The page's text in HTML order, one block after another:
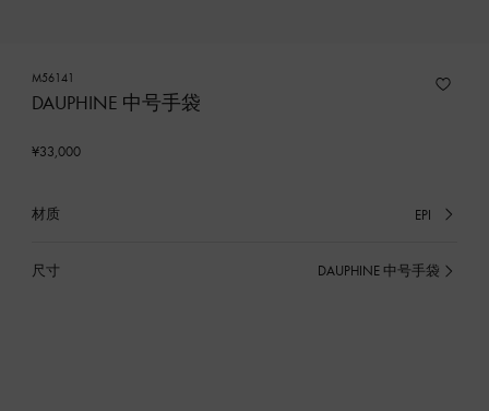
M56141
DAUPHINE 中号手袋
¥33,000
材质 EPI
已
产
品
尺寸 DAUPHINE 中号手袋
已